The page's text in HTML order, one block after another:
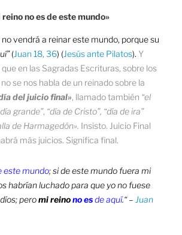
reino no es de este mundo»
vendrá a reinar este mundo, porque su
(Juan 18, 36) (Jesús ante Pilatos). Y
en las Sagradas Escrituras, sobre los
se nos habla de un reinado sobre la
del juicio final», llamado también “el
día grande”, “día de Cristo”, “día de ira”
de Harmagedón». Insisto. Juicio Final
más juicios. Significa final.
este mundo; si de este mundo fuera mi
habrían luchadopara que yo no fuese
peromi reinono esde aquí.“ – Juan